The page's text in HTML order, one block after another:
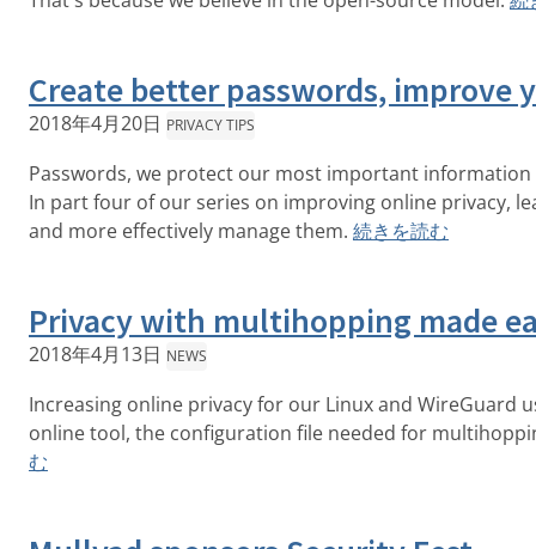
Create better passwords, improve
2018年4月20日 PRIVACY TIPS
Passwords, we protect our most important
In part four of our series on improving online privacy,
and more effectively manage them. 続きを読む
Privacy with multihopping made
2018年4月13日 NEWS
Increasing online privacy for our Linux and WireGuard
online tool, the configuration file needed for
む